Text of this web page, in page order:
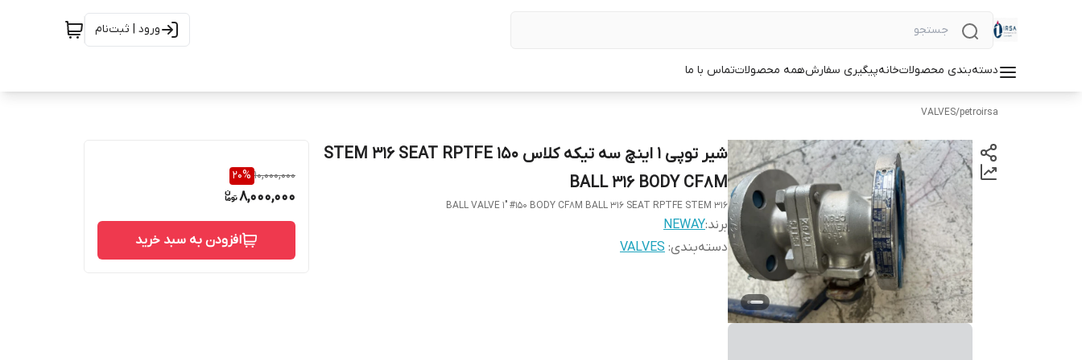
ورود | ثبت‌نام
دسته‌بندی محصولاتخانهپیگیری سفارشهمه محصولاتتماس با ما
petroirsa
/
VALVES
شیر توپی 1 اینچ سه تیکه کلاس 150 STEM 316 SEAT RPTFE
BALL 316 BODY CF8M
BALL VALVE 1" #150 BODY CF8M BALL 316 SEAT RPTFE STEM 316
برند:NEWAY
دسته‌بندی:
VALVES
10,000,000
20%
8,000,000
افزودن به سبد خرید